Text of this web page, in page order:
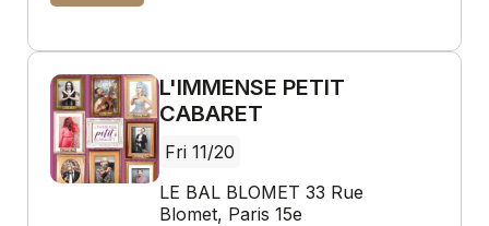
L'IMMENSE PETIT
CABARET
Fri 11/20
LE BAL BLOMET 33 Rue
Blomet, Paris 15e